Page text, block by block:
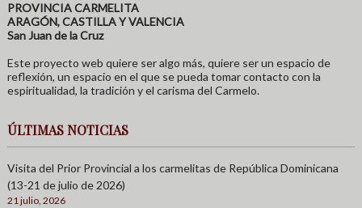
PROVINCIA CARMELITA
ARAGÓN, CASTILLA Y VALENCIA
San Juan de la Cruz
Este proyecto web quiere ser algo más, quiere ser un espacio de
reflexión, un espacio en el que se pueda tomar contacto con la
espiritualidad, la tradición y el carisma del Carmelo.
ÚLTIMAS NOTICIAS
Visita del Prior Provincial a los carmelitas de República Dominicana
(13-21 de julio de 2026)
21 julio, 2026